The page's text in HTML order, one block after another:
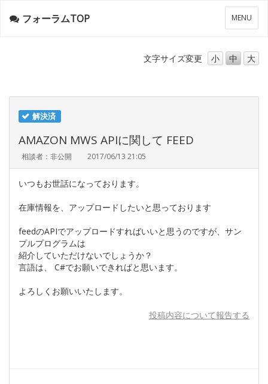
メ
ニ
ー
MENU
フォーラムTOP
文字サイズ変更 小 中 大
解決済
AMAZON MWS APIに関して FEED
相談者：非公開 2017/06/13 21:05
いつもお世話になっております。
在庫情報を、アップロードしたいと思っております
feedのAPIでアップロードすればいいと思うのですが、サン
プルプログラムは
紹介していただけないでしょうか？
言語は、 C#でお願いできればと思います。
よろしくお願いいたします。
投稿内容について報告する